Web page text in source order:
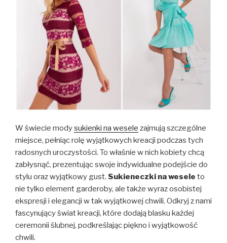
W świecie modysukienki na wesele zajmują szczególne
miejsce, pełniąc rolę wyjątkowych kreacji podczas tych
radosnych uroczystości. To właśnie w nich kobiety chcą
zabłysnąć, prezentując swoje indywidualne podejście do
stylu oraz wyjątkowy gust. Sukieneczki na wesele to
nie tylko element garderoby, ale także wyraz osobistej
ekspresji i elegancji w tak wyjątkowej chwili. Odkryj z nami
fascynujący świat kreacji, które dodają blasku każdej
ceremonii ślubnej, podkreślając piękno i wyjątkowość
chwili.